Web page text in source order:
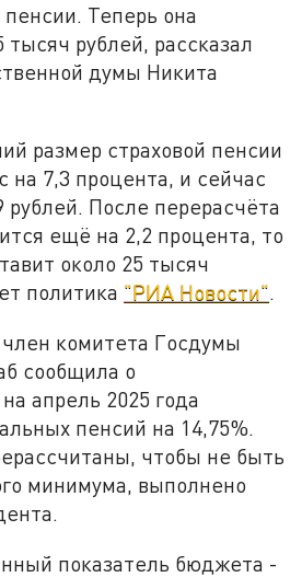
пенсии. Теперь она
тысяч рублей, рассказал
думы Никита
размер страховой пенсии
на 7,3 процента, и сейчас
рублей. После перерасчёта
ещё на 2,2 процента, то
около 25 тысяч
политика "РИА Новости".
комитета Госдумы
сообщила о
апрель 2025 года
пенсий на 14,75%.
чтобы не быть
минимума, выполнено
показатель бюджета -